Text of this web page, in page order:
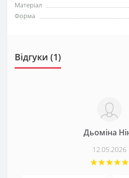
Матеріал
Форма
Відгуки (1)
Дьоміна
12.05.2026